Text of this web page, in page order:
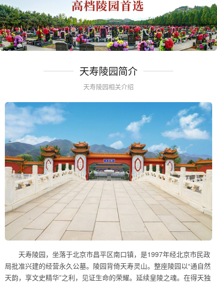
天寿陵园简介
天寿陵园相关介绍
天寿陵园，坐落于北京市昌平区南口镇，是1997年经北京市民政
局批准兴建的经营永久公墓。陵园背倚天寿灵山。整座陵园以“通自然
天韵，享文史精华”之利，见证生命的荣耀。延续皇陵之魂。在得天独